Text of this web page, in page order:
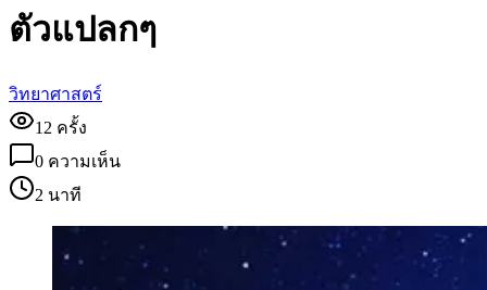
ตัวแปลกๆ
วิทยาศาสตร์
12 ครั้ง
0 ความเห็น
2 นาที